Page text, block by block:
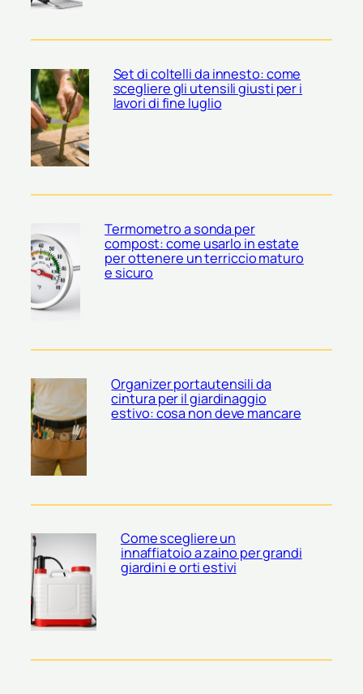
Set di coltelli da innesto: come
scegliere gli utensili giusti per i
lavori di fine luglio
Termometro a sonda per
compost: come usarlo in estate
per ottenere un terriccio maturo
e sicuro
Organizer portautensili da
cintura per il giardinaggio
estivo: cosa non deve mancare
Come scegliere un
innaffiatoio a zaino per grandi
giardini e orti estivi